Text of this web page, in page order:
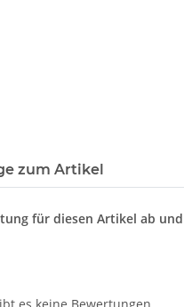
zum Artikel
für diesen Artikel ab